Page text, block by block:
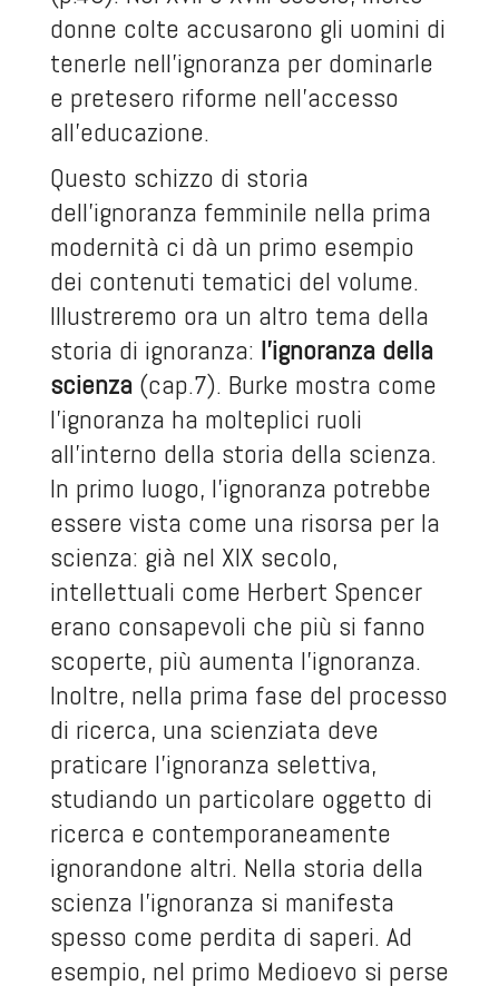
donne colte accusarono gli uomini di
tenerle nell’ignoranza per dominarle
e pretesero riforme nell’accesso
all’educazione.
Questo schizzo di storia
dell’ignoranza femminile nella prima
modernità ci dà un primo esempio
dei contenuti tematici del volume.
Illustreremo ora un altro tema della
storia di ignoranza: l’ignoranza della
scienza(cap.7). Burke mostra come
l’ignoranza ha molteplici ruoli
all’interno della storia della scienza.
In primo luogo, l’ignoranza potrebbe
essere vista come una risorsa per la
scienza: già nel XIX secolo,
intellettuali come Herbert Spencer
erano consapevoli che più si fanno
scoperte, più aumenta l’ignoranza.
Inoltre, nella prima fase del processo
di ricerca, una scienziata deve
praticare l’ignoranza selettiva,
studiando un particolare oggetto di
ricerca e contemporaneamente
ignorandone altri. Nella storia della
scienza l’ignoranza si manifesta
spesso come perdita di saperi. Ad
esempio, nel primo Medioevo si perse